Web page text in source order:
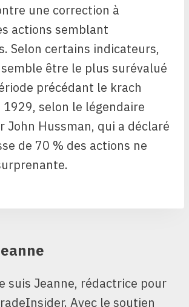
une correction à
actions semblant
Selon certains indicateurs,
être le plus surévalué
précédant le krach
selon le légendaire
John Hussman, qui a déclaré
de 70 % des actions ne
suis Jeanne, rédactrice pour
Avec le soutien